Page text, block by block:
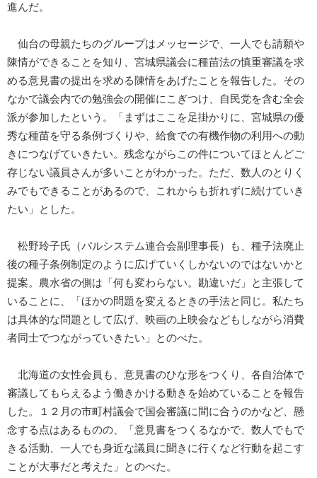
進んだ。
仙台の母親たちのグループはメッセージで、一人でも請願や
陳情ができることを知り、宮城県議会に種苗法の慎重審議を求
める意見書の提出を求める陳情をあげたことを報告した。その
なかで議会内での勉強会の開催にこぎつけ、自民党を含む全会
派が参加したという。「まずはここを足掛かりに、宮城県の優
秀な種苗を守る条例づくりや、給食での有機作物の利用への動
きにつなげていきたい。残念ながらこの件についてほとんどご
存じない議員さんが多いことがわかった。ただ、数人のとりく
みでもできることがあるので、これからも折れずに続けていき
たい」とした。
松野玲子氏（パルシステム連合会副理事長）も、種子法廃止
後の種子条例制定のように広げていくしかないのではないかと
提案。農水省の側は「何も変わらない。勘違いだ」と主張して
いることに、「ほかの問題を変えるときの手法と同じ。私たち
は具体的な問題として広げ、映画の上映会などもしながら消費
者同士でつながっていきたい」とのべた。
北海道の女性会員も、意見書のひな形をつくり、各自治体で
審議してもらえるよう働きかける動きを始めていることを報告
した。１２月の市町村議会で国会審議に間に合うのかなど、懸
念する点はあるものの、「意見書をつくるなかで、数人でもで
きる活動、一人でも身近な議員に聞きに行くなど行動を起こす
ことが大事だと考えた」とのべた。